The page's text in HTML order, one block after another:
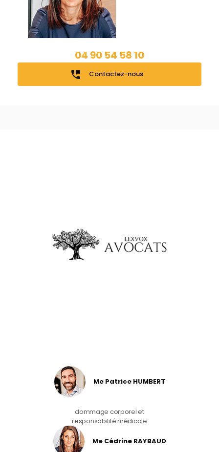
04 90 54 58 10
perm_phone_msg Contactez-nous
Me Patrice HUMBERT
dommage corporel et
responsabilité médicale
Me Cédrine RAYBAUD